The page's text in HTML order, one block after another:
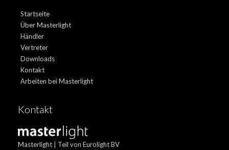
Startseite
Über Masterlight
Händler
Vertreter
Downloads
Kontakt
Arbeiten bei Masterlight
Kontakt
Masterlight | Teil von Eurolight BV